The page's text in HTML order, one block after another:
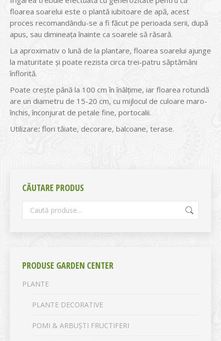
floarea soarelui este o plantă iubitoare de apă, acest
proces recomandându-se a fi făcut pe perioada serii, după
apus, sau dimineața înainte ca soarele să răsară.
La aproximativ o lună de la plantare, floarea soarelui ajunge
la maturitate și poate rezista circa trei-patru săptămâni
înflorită.
Poate crește până la 100 cm în înălțime, iar floarea rotundă
are un diametru de 15-20 cm, cu mijlocul de culoare maro-
închis, înconjurat de petale fine, portocalii.
Utilizare: flori tăiate, decorare, balcoane, terase.
CĂUTARE PRODUS
PRODUSE GARDEN CENTER
PLANTE
PLANTE DECORATIVE
POMI & ARBUȘTI FRUCTIFERI